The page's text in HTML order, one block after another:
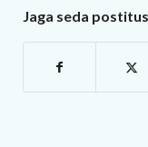
Jaga seda